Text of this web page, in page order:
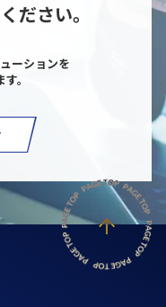
ださい。
ーションを
。